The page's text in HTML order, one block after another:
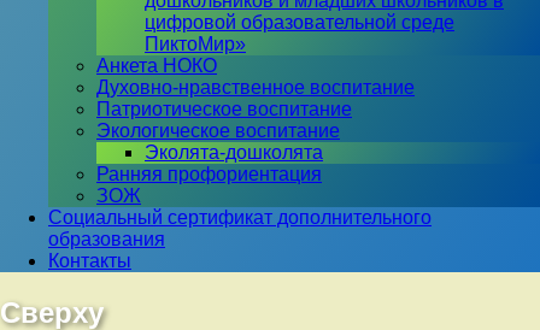
цифровой образовательной среде
ПиктоМир»
Анкета НОКО
Духовно-нравственное воспитание
Патриотическое воспитание
Экологическое воспитание
Эколята-дошколята
Ранняя профориентация
ЗОЖ
Социальный сертификат дополнительного
образования
Контакты
Сверху